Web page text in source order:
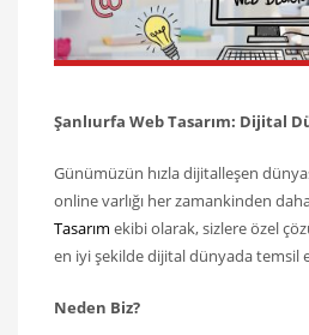
Şanlıurfa Web Tasarım: Dijital
Günümüzün hızla dijitalleşen
online varlığı her zamankinden
Tasarım ekibi olarak, sizlere özel
en iyi şekilde dijital dünyada temsil
Neden Biz?